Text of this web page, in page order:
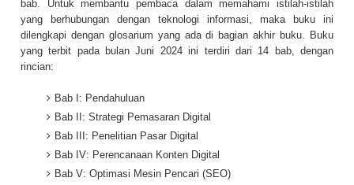
bab. Untuk membantu pembaca dalam memahami istilah-istilah
yang berhubungan dengan teknologi informasi, maka buku ini
dilengkapi dengan glosarium yang ada di bagian akhir buku. Buku
yang terbit pada bulan Juni 2024 ini terdiri dari 14 bab, dengan
rincian:
Bab I: Pendahuluan
Bab II: Strategi Pemasaran Digital
Bab III: Penelitian Pasar Digital
Bab IV: Perencanaan Konten Digital
Bab V: Optimasi Mesin Pencari (SEO)